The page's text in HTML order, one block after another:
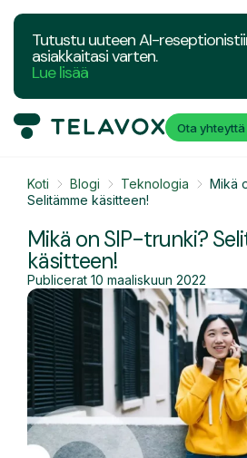
Tutustu uuteen AI-
asiakkaitasi varten.
Lue lisää
Ota
Koti Blogi Teknologia
Mikä
Selitämme käsitteen!
Mikä on SIP-trunki?
käsitteen!
Publicerat 10 maaliskuun 2022